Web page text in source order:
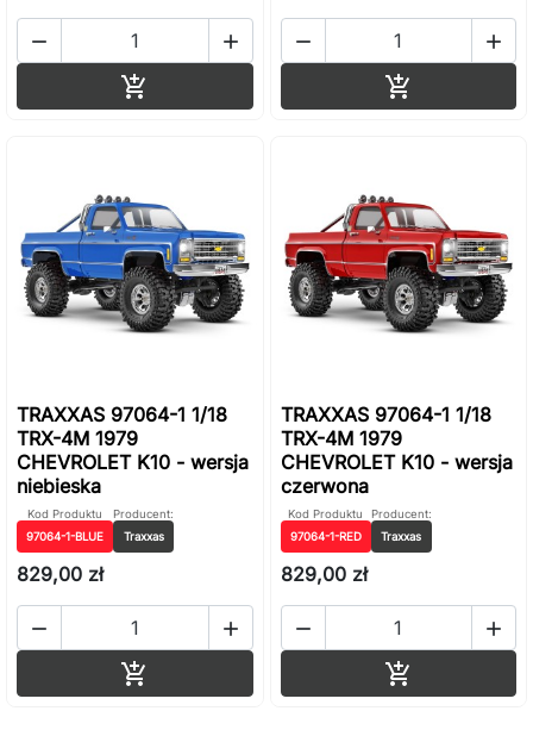
 

 

TRAXXAS 97064-1 1/18
TRX-4M 1979
CHEVROLET K10 - wersja
niebieska
Kod Produktu
97064-1-BLUE
Producent:
Traxxas
829,00 zł
 

TRAXXAS 97064-1 1/18
TRX-4M 1979
CHEVROLET K10 - wersja
czerwona
Kod Produktu
97064-1-RED
Producent:
Traxxas
829,00 zł
 
